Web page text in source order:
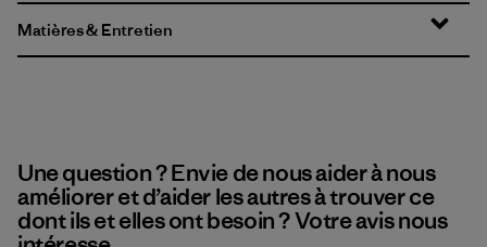
Matières & Entretien
Une question ? Envie de nous aider à nous
améliorer et d’aider les autres à trouver ce
dont ils et elles ont besoin ? Votre avis nous